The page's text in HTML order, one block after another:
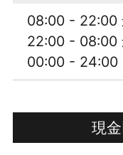
08:00 - 22:00
22:00 - 08:00
00:00 - 24:00
現